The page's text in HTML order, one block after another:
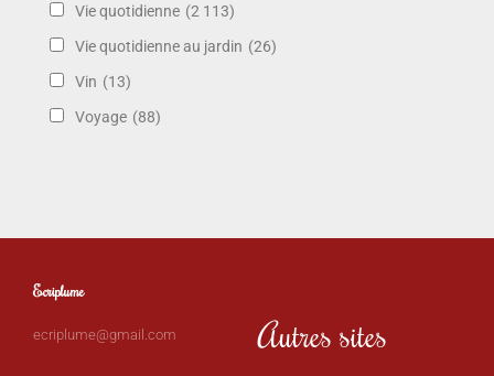
Vie quotidienne (2 113)
Vie quotidienne au jardin (26)
Vin (13)
Voyage (88)
Ecriplume
ecriplume@gmail.com Autres sites